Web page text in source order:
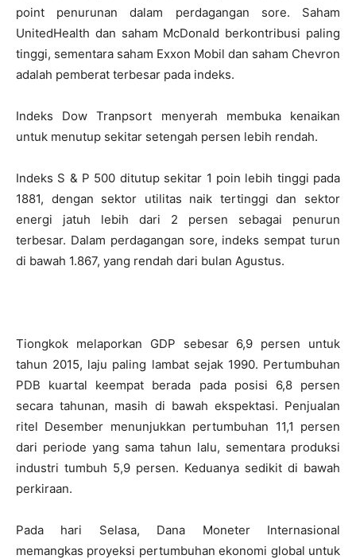
point penurunan dalam perdagangan sore. Saham
UnitedHealth dan saham McDonald berkontribusi paling
tinggi, sementara saham Exxon Mobil dan saham Chevron
adalah pemberat terbesar pada indeks.
Indeks Dow Tranpsort menyerah membuka kenaikan
untuk menutup sekitar setengah persen lebih rendah.
Indeks S & P 500 ditutup sekitar 1 poin lebih tinggi pada
1881, dengan sektor utilitas naik tertinggi dan sektor
energi jatuh lebih dari 2 persen sebagai penurun
terbesar. Dalam perdagangan sore, indeks sempat turun
di bawah 1.867, yang rendah dari bulan Agustus.
Tiongkok melaporkan GDP sebesar 6,9 persen untuk
tahun 2015, laju paling lambat sejak 1990. Pertumbuhan
PDB kuartal keempat berada pada posisi 6,8 persen
secara tahunan, masih di bawah ekspektasi. Penjualan
ritel Desember menunjukkan pertumbuhan 11,1 persen
dari periode yang sama tahun lalu, sementara produksi
industri tumbuh 5,9 persen. Keduanya sedikit di bawah
perkiraan.
Pada hari Selasa, Dana Moneter Internasional
memangkas proyeksi pertumbuhan ekonomi global untuk